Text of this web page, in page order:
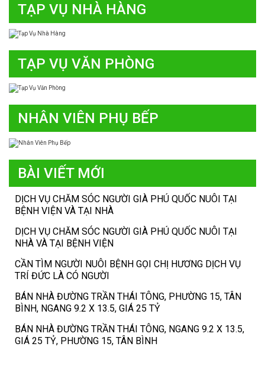
TẠP VỤ NHÀ HÀNG
TẠP VỤ VĂN PHÒNG
NHÂN VIÊN PHỤ BẾP
BÀI VIẾT MỚI
DỊCH VỤ CHĂM SÓC NGƯỜI GIÀ PHÚ QUỐC NUÔI TẠI
BỆNH VIỆN VÀ TẠI NHÀ
DỊCH VỤ CHĂM SÓC NGƯỜI GIÀ PHÚ QUỐC NUÔI TẠI
NHÀ VÀ TẠI BỆNH VIỆN
CẦN TÌM NGƯỜI NUÔI BỆNH GỌI CHỊ HƯƠNG DỊCH VỤ
TRÍ ĐỨC LÀ CÓ NGƯỜI
BÁN NHÀ ĐƯỜNG TRẦN THÁI TÔNG, PHƯỜNG 15, TÂN
BÌNH, NGANG 9.2 X 13.5, GIÁ 25 TỶ
BÁN NHÀ ĐƯỜNG TRẦN THÁI TÔNG, NGANG 9.2 X 13.5,
GIÁ 25 TỶ, PHƯỜNG 15, TÂN BÌNH